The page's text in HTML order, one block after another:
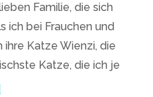
Familie, die sich
ich bei Frauchen und
ihre Katze Wienzi, die
Katze, die ich je